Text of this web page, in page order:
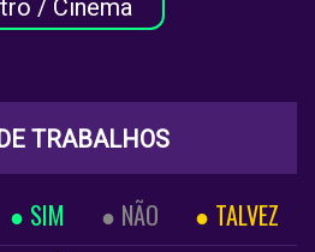
/ Cinema
TRABALHOS
SIM NÃO TALVEZ